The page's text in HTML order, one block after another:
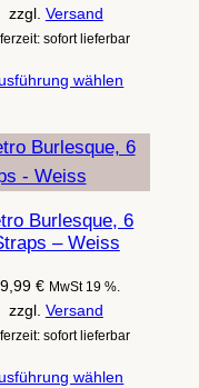
zzgl. Versand
sofort lieferbar
wählen
Burlesque, 6
– Weiss
€ MwSt 19 %.
zzgl. Versand
sofort lieferbar
wählen